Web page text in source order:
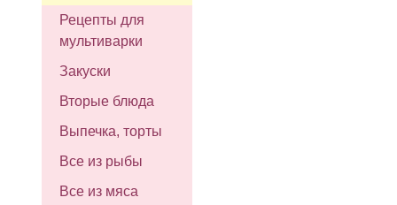
Рецепты для
мультиварки
Закуски
Вторые блюда
Выпечка, торты
Все из рыбы
Все из мяса